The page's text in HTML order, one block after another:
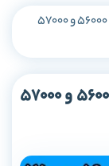
لیست رشته ها و محل قبولی با رتبه 56000 و 57000
لیست رشته ها و محل قبولی با رتبه 56000 و 57000